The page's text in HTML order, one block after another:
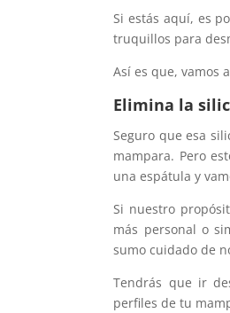
Si estás aquí, es
truquillos para
Así es que, vamos
Elimina la
Seguro que esa
mampara. Pero
una espátula y
Si nuestro
más personal o
sumo cuidado de
Tendrás que ir
perfiles de tu